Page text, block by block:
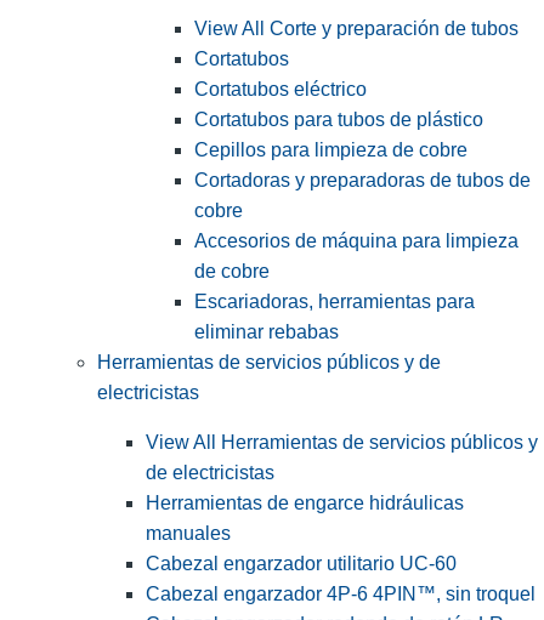
View All Corte y preparación de tubos
Cortatubos
Cortatubos eléctrico
Cortatubos para tubos de plástico
Cepillos para limpieza de cobre
Cortadoras y preparadoras de tubos de
cobre
Accesorios de máquina para limpieza
de cobre
Escariadoras, herramientas para
eliminar rebabas
Herramientas de servicios públicos y de
electricistas
View All Herramientas de servicios públicos y
de electricistas
Herramientas de engarce hidráulicas
manuales
Cabezal engarzador utilitario UC-60
Cabezal engarzador 4P-6 4PIN™, sin troquel